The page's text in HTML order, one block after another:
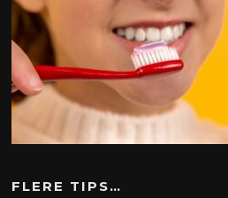
FLERE TIPS…